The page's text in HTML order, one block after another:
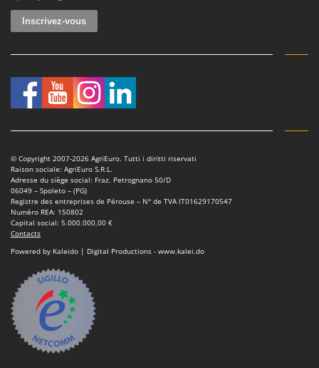
© Copyright 2007-2026 AgriEuro. Tutti i diritti riservati
Raison sociale: AgriEuro S.R.L.
Adresse du siège social: Fraz. Petrognano 50/D
06049 – Spoleto – (PG)
Registre des entreprises de Pérouse – N° de TVA IT01629170547
Numéro REA: 150802
Capital social: 5.000.000,00 €
Contacts
Powered by Kaleido | Digital Productions - www.kalei.do